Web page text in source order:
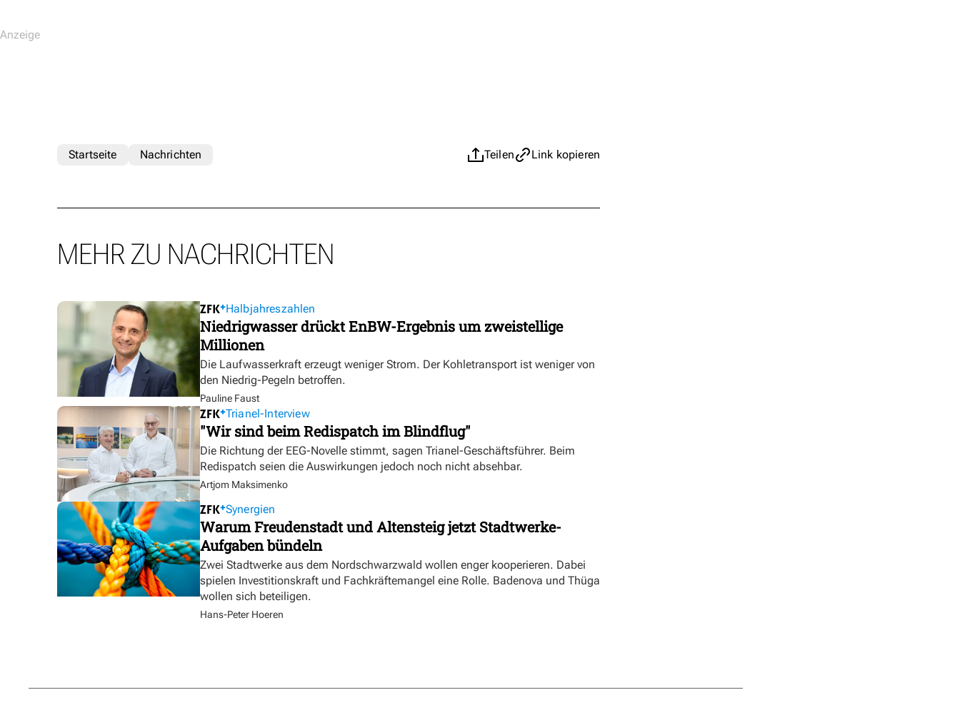
Teilen Link kopieren
Startseite Nachrichten
MEHR ZU NACHRICHTEN
Halbjahreszahlen
Niedrigwasser drückt EnBW-Ergebnis um zweistellige
Millionen
Die Laufwasserkraft erzeugt weniger Strom. Der Kohletransport ist weniger von
den Niedrig-Pegeln betroffen.
Pauline Faust
Trianel-Interview
"Wir sind beim Redispatch im Blindflug"
Die Richtung der EEG-Novelle stimmt, sagen Trianel-Geschäftsführer. Beim
Redispatch seien die Auswirkungen jedoch noch nicht absehbar.
Artjom Maksimenko
Synergien
Warum Freudenstadt und Altensteig jetzt Stadtwerke-
Aufgaben bündeln
Zwei Stadtwerke aus dem Nordschwarzwald wollen enger kooperieren. Dabei
spielen Investitionskraft und Fachkräftemangel eine Rolle. Badenova und Thüga
wollen sich beteiligen.
Hans-Peter Hoeren